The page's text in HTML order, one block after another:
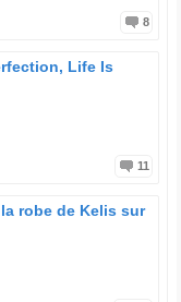
8
Life Is
11
robe de Kelis sur